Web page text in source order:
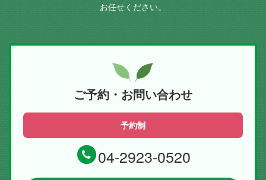
お任せください。
ご予約・お問い合わせ
予約制
04-2923-0520